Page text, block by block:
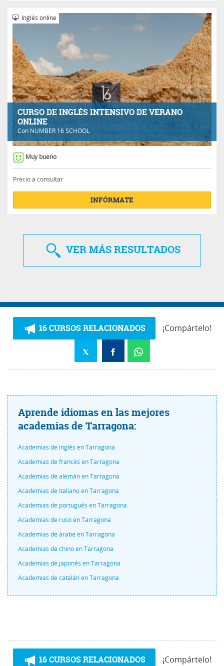
CURSO DE INGLÉS INTENSIVO DE VERANO
ONLINE
Con NUMBER 16 SCHOOL
Inglés online
Muy bueno
Precio a consultar
INFÓRMATE
VERMÁS RESULTADOS
16 CURSOS RELACIONADOS ¡Compártelo!
Aprende idiomas en las mejores
academias de Tarragona:
Academias de inglés en Tarragona
Academias de francés en Tarragona
Academias de alemán en Tarragona
Academias de italiano en Tarragona
Academias de portugués en Tarragona
Academias de ruso en Tarragona
Academias de árabe en Tarragona
Academias de chino en Tarragona
Academias de japonés en Tarragona
Academias de catalán en Tarragona
16 CURSOS RELACIONADOS ¡Compártelo!